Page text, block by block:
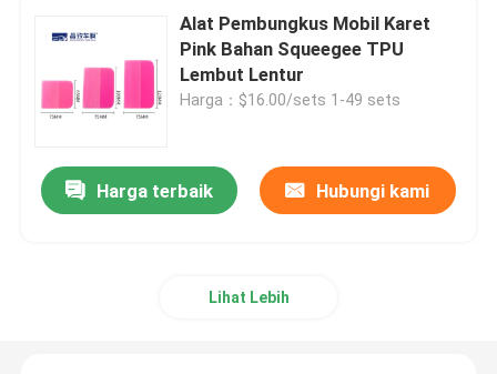
Kontrol kualitas
Berita
Alat Pembungkus Mobil Karet
Pink Bahan Squeegee TPU
Lembut Lentur
Harga：$16.00/sets 1-49 sets
Harga terbaik Hubungi kami
Lihat Lebih